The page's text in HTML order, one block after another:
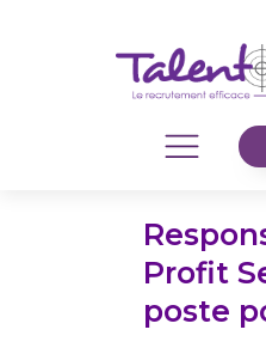
Profit
poste